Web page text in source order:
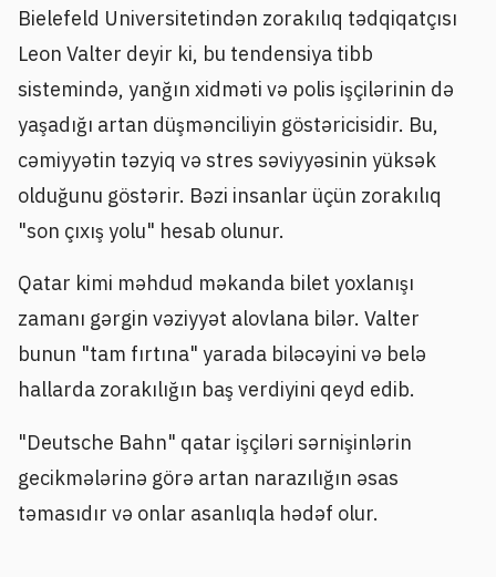
Bielefeld Universitetindən zorakılıq tədqiqatçısı
Leon Valter deyir ki, bu tendensiya tibb
sistemində, yanğın xidməti və polis işçilərinin də
yaşadığı artan düşmənciliyin göstəricisidir. Bu,
cəmiyyətin təzyiq və stres səviyyəsinin yüksək
olduğunu göstərir. Bəzi insanlar üçün zorakılıq
"son çıxış yolu" hesab olunur.
Qatar kimi məhdud məkanda bilet yoxlanışı
zamanı gərgin vəziyyət alovlana bilər. Valter
bunun "tam fırtına" yarada biləcəyini və belə
hallarda zorakılığın baş verdiyini qeyd edib.
"Deutsche Bahn" qatar işçiləri sərnişinlərin
gecikmələrinə görə artan narazılığın əsas
təmasıdır və onlar asanlıqla hədəf olur.